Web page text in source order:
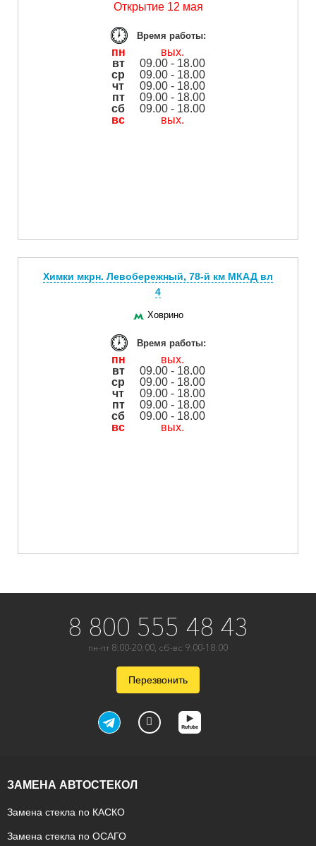
Открытие 12 мая
Время работы:
пн
вых.
вт
09.00 - 18.00
ср
09.00 - 18.00
чт
09.00 - 18.00
пт
09.00 - 18.00
сб
09.00 - 18.00
вс
вых.
Химки мкрн. Левобережный, 78-й км МКАД вл
4
Ховрино
Время работы:
пн
вых.
вт
09.00 - 18.00
ср
09.00 - 18.00
чт
09.00 - 18.00
пт
09.00 - 18.00
сб
09.00 - 18.00
вс
вых.
8 800 555 48 43
пн-пт 8:00-20:00, сб-вс 9:00-18:00
Перезвонить
ЗАМЕНА АВТОСТЕКОЛ
Замена стекла по КАСКО
Замена стекла по ОСАГО